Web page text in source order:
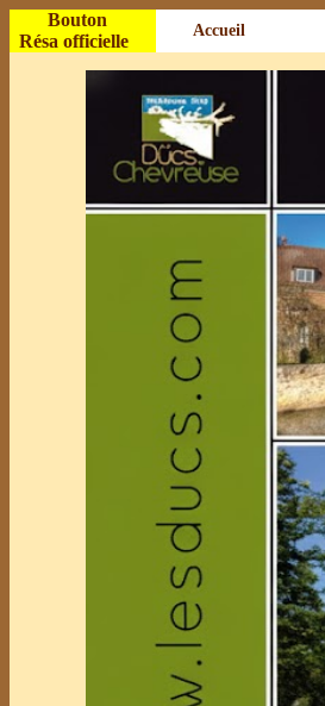
Bouton
Résa officielle
Accueil